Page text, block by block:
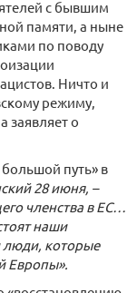
с бывшим
памяти, а ныне
по поводу
Ничто и
режиму,
заявляет о
путь» в
28 июня, –
членства в ЕС…
наши
люди, которые
Европы».